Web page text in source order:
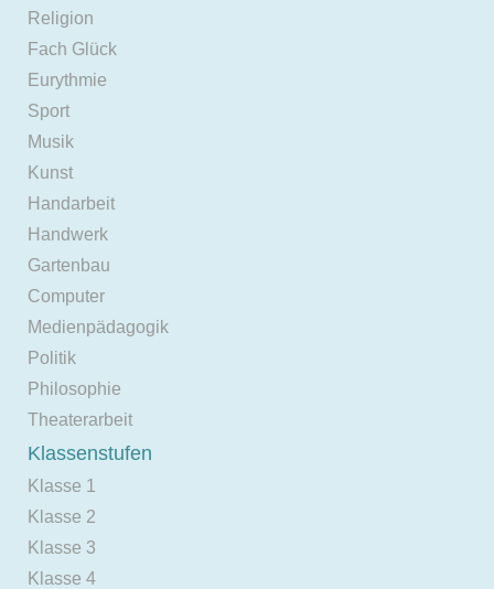
Religion
Fach Glück
Eurythmie
Sport
Musik
Kunst
Handarbeit
Handwerk
Gartenbau
Computer
Medienpädagogik
Politik
Philosophie
Theaterarbeit
Klassenstufen
Klasse 1
Klasse 2
Klasse 3
Klasse 4